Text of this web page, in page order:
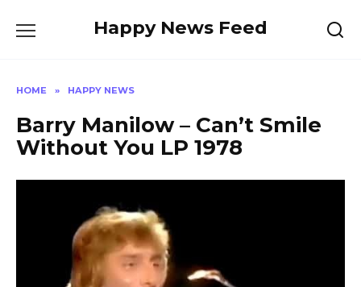
Happy News Feed
HOME » HAPPY NEWS
Barry Manilow – Can’t Smile
Without You LP 1978